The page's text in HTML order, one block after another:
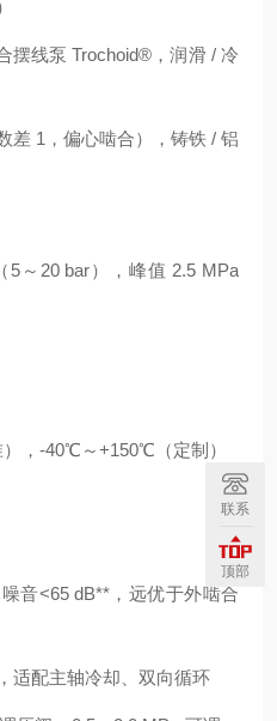
摆线泵 Trochoid®，润滑 / 冷
差 1，偏心啮合），铸铁 / 铝
5～20 bar），峰值 2.5 MPa
，-40℃～+150℃（定制）
音<65 dB**，远优于外啮合
适配主轴冷却、双向循环
联系
顶部